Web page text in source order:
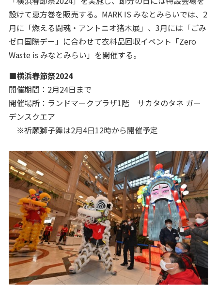
設けて恵方巻を販売する。MARK IS みなとみらいでは、2
月に「燃える闘魂・アントニオ猪木展」、3月には「ごみ
ゼロ国際デー」に合わせて衣料品回収イベント「Zero
Waste is みなとみらい」を開催する。
■横浜春節祭2024
開催期間：2月24日まで
開催場所：ランドマークプラザ1階 サカタのタネ ガー
デンスクエア
※祈願獅子舞は2月4日12時から開催予定